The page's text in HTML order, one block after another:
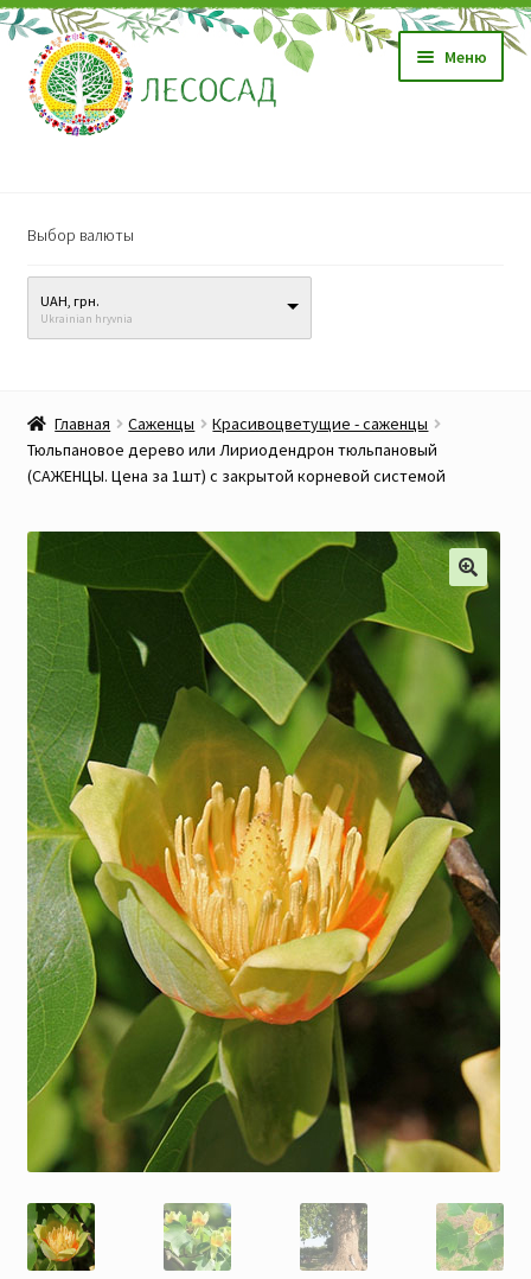
Перейти
к
навигации
Перейти
к
содержимому
Меню
Саженцы
Семена
Прайс-лист
Наши мероприятия, Акции
Контакты
Корзина
Оформление заказа
Оплата и доставка
Мой аккаунт
Отправить сообщение
Мы в соцсетях
Скидки
Выбор валюты
UAH, грн.
Ukrainian hryvnia
Главная Саженцы
Красивоцветущие - саженцы
Тюльпановое дерево или Лириодендрон тюльпановый
(САЖЕНЦЫ. Цена за 1шт) с закрытой корневой системой